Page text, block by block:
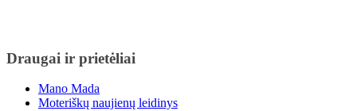
Draugai ir prietėliai
Mano Mada
Moteriškų naujienų leidinys